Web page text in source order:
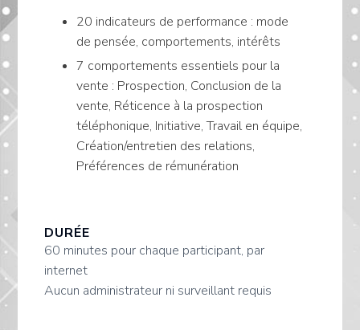
20 indicateurs de performance : mode
de pensée, comportements, intérêts
7 comportements essentiels pour la
vente : Prospection, Conclusion de la
vente, Réticence à la prospection
téléphonique, Initiative, Travail en équipe,
Création/entretien des relations,
Préférences de rémunération
DURÉE
60 minutes pour chaque participant, par
internet
Aucun administrateur ni surveillant requis